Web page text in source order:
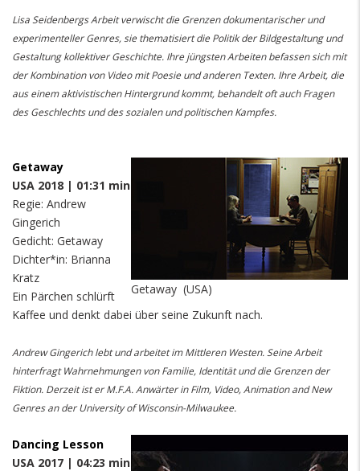
Lisa Seidenbergs Arbeit verwischt die Grenzen dokumentarischer und
experimenteller Genres, sie thematisiert die Politik der Bildgestaltung und
Gestaltung kollektiver Geschichte. Ihre jüngsten Arbeiten befassen sich mit
der Kombination von Video mit Poesie und anderen Texten. Ihre Arbeit, die
aus einem aktivistischen Hintergrund kommt, behandelt oft auch Fragen
des Geschlechts und des sozialen und politischen Kampfes.
Getaway
Getaway (USA)
USA 2018 | 01:31 min
Regie: Andrew
Gingerich
Gedicht: Getaway
Dichter*in: Brianna
Kratz
Ein Pärchen schlürft
Kaffee und denkt dabei über seine Zukunft nach.
Andrew Gingerich lebt und arbeitet im Mittleren Westen. Seine Arbeit
hinterfragt Wahrnehmungen von Familie, Identität und die Grenzen der
Fiktion. Derzeit ist er M.F.A. Anwärter in Film, Video, Animation and New
Genres an der University of Wisconsin-Milwaukee.
Dancing Lesson
USA 2017 | 04:23 min